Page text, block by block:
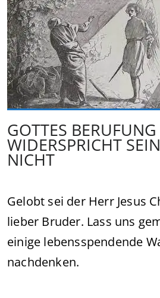
GOTTES BERUFUNG
WIDERSPRICHT
NICHT
Gelobt sei der Herr Jesus
lieber Bruder. Lass uns
einige lebensspendende
nachdenken.